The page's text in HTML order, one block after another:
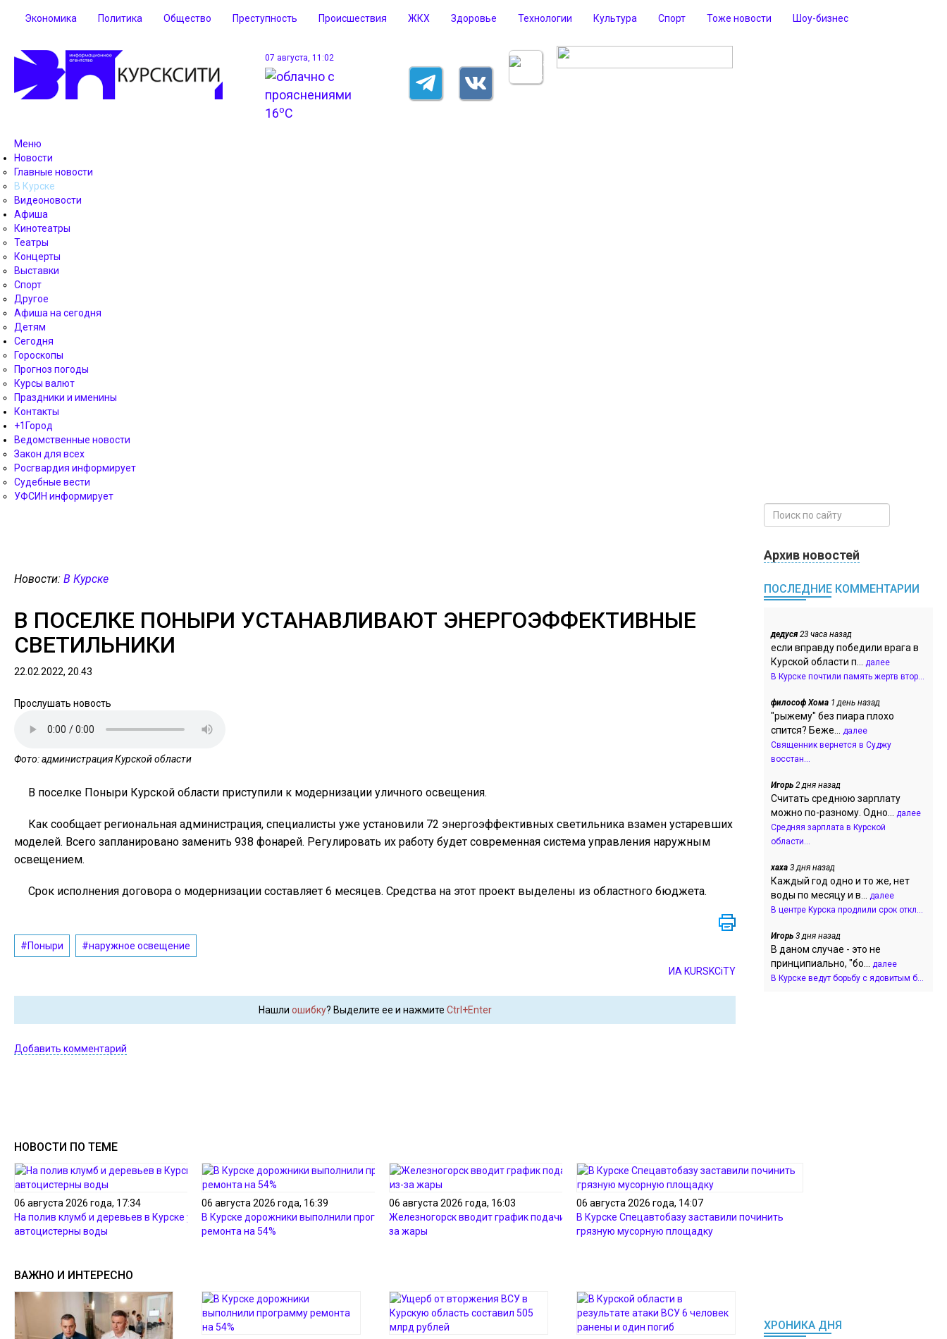
Экономика Политика Общество Преступность Происшествия ЖКХ Здоровье Технологии Культура Спорт Тоже новости Шоу-бизнес
07 августа, 11:02
16oC
Меню
Новости
Главные новости
В Курске
Видеоновости
Афиша
Кинотеатры
Театры
Концерты
Выставки
Спорт
Другое
Афиша на сегодня
Детям
Сегодня
Гороскопы
Прогноз погоды
Курсы валют
Праздники и именины
Контакты
+1Город
Ведомственные новости
Закон для всех
Росгвардия информирует
Судебные вести
УФСИН информирует
Новости: В Курске
В ПОСЕЛКЕ ПОНЫРИ УСТАНАВЛИВАЮТ ЭНЕРГОЭФФЕКТИВНЫЕ
СВЕТИЛЬНИКИ
22.02.2022, 20.43
Прослушать новость
Фото: администрация Курской области
В поселке Поныри Курской области приступили к модернизации уличного освещения.
Как сообщает региональная администрация, специалисты уже установили 72 энергоэффективных светильника взамен устаревших
моделей. Всего запланировано заменить 938 фонарей. Регулировать их работу будет современная система управления наружным
освещением.
Срок исполнения договора о модернизации составляет 6 месяцев. Средства на этот проект выделены из областного бюджета.
#Поныри #наружное освещение
ИА KURSKCiTY
Нашли ошибку? Выделите ее и нажмите Ctrl+Enter
Добавить комментарий
НОВОСТИ ПО ТЕМЕ
06 августа 2026 года, 17:34
На полив клумб и деревьев в Курске ушло 34
автоцистерны воды
06 августа 2026 года, 16:39
В Курске дорожники выполнили программу
ремонта на 54%
06 августа 2026 года, 16:03
Железногорск вводит график подачи воды из-
за жары
06 августа 2026 года, 14:07
В Курске Спецавтобазу заставили починить
грязную мусорную площадку
ВАЖНО И ИНТЕРЕСНО
Архив новостей
ПОСЛЕДНИЕ КОММЕНТАРИИ
дедуся23 часа назад
если вправду победили врага в
Курской области п... далее
В Курске почтили память жертв втор...
философ Хома 1 день назад
"рыжему" без пиара плохо
спится? Беже... далее
Священник вернется в Суджу
восстан...
Игорь 2 дня назад
Считать среднюю зарплату
можно по-разному. Одно... далее
Средняя зарплата в Курской
области...
хаха 3 дня назад
Каждый год одно и то же, нет
воды по месяцу и в... далее
В центре Курска продлили срок откл...
Игорь 3 дня назад
В даном случае - это не
принципиально, "бо... далее
В Курске ведут борьбу с ядовитым б...
ХРОНИКА ДНЯ